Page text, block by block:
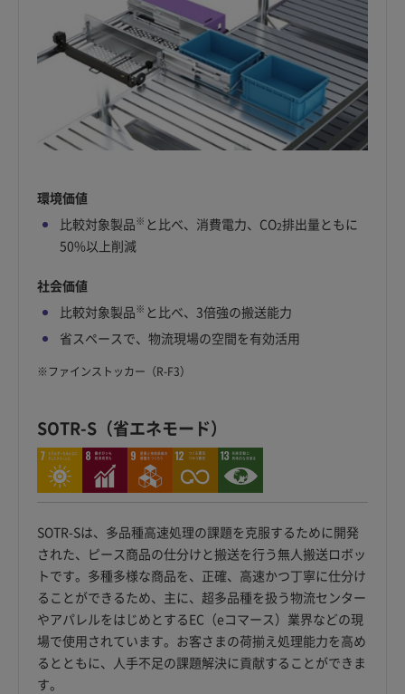
環境価値
比較対象製品※ と比べ、消費電力、CO2排出量ともに
50%以上削減
社会価値
比較対象製品※ と比べ、3倍強の搬送能力
省スペースで、物流現場の空間を有効活用
※ファインストッカー（R-F3）
SOTR-S（省エネモード）
SOTR-Sは、多品種高速処理の課題を克服するために開発
された、ピース商品の仕分けと搬送を行う無人搬送ロボッ
トです。多種多様な商品を、正確、高速かつ丁寧に仕分け
ることができるため、主に、超多品種を扱う物流センター
やアパレルをはじめとするEC（eコマース）業界などの現
場で使用されています。お客さまの荷揃え処理能力を高め
るとともに、人手不足の課題解決に貢献することができま
す。